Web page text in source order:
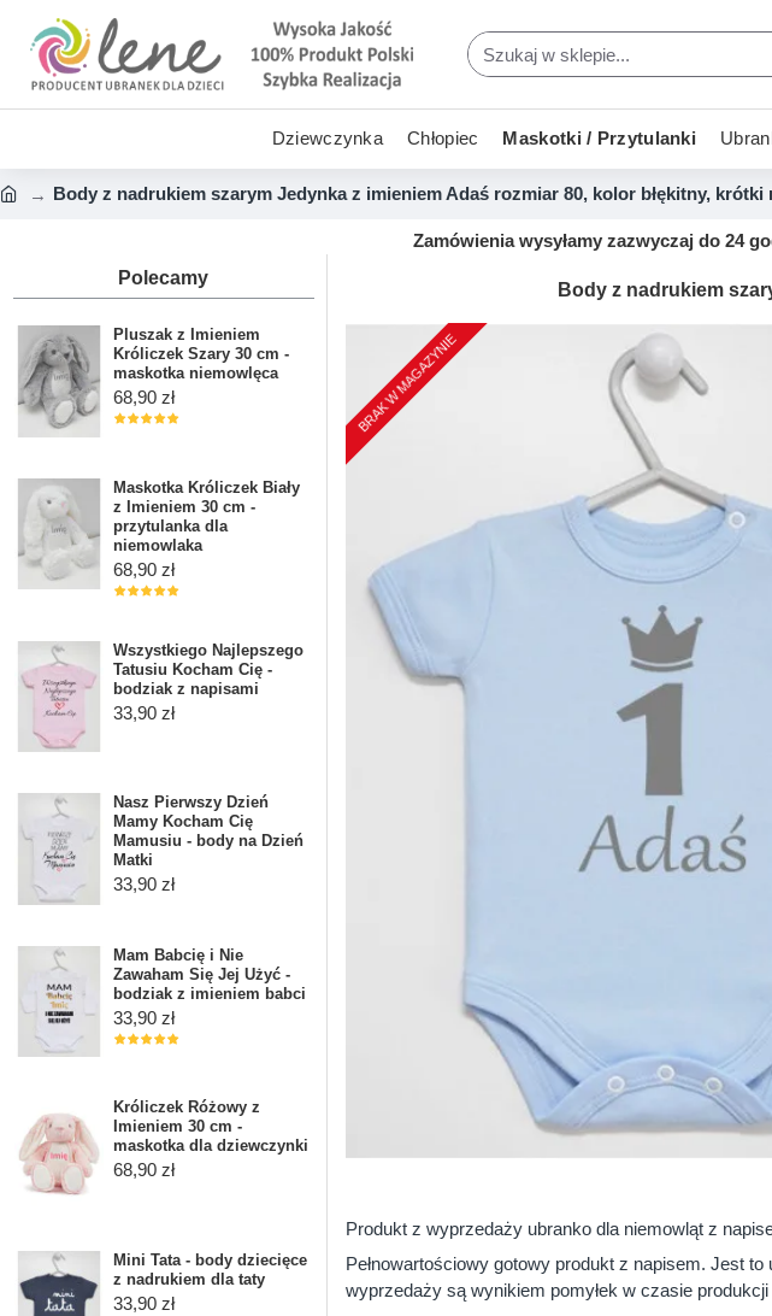
Dziewczynka Chłopiec Maskotki / Przytulanki
Body z nadrukiem szarym Jedynka z imieniem Adaś rozmiar 80, kolor błękitny, krótki
Zamówienia wysyłamy zazwyczaj do 24
Polecamy
Pluszak z Imieniem
Króliczek Szary 30 cm -
maskotka niemowlęca
68,90 zł
Maskotka Króliczek Biały
z Imieniem 30 cm -
przytulanka dla
niemowlaka
68,90 zł
Wszystkiego Najlepszego
Tatusiu Kocham Cię -
bodziak z napisami
33,90 zł
Nasz Pierwszy Dzień
Mamy Kocham Cię
Mamusiu - body na Dzień
Matki
33,90 zł
Mam Babcię i Nie
Zawaham Się Jej Użyć -
bodziak z imieniem babci
33,90 zł
Króliczek Różowy z
Imieniem 30 cm -
maskotka dla dziewczynki
68,90 zł
Mini Tata - body dziecięce
z nadrukiem dla taty
33,90 zł
Body z nadrukiem
BRAK W MAGAZYNIE
Produkt z wyprzedaży ubranko dla niemowląt z
Pełnowartościowy gotowy produkt z napisem. Jest
wyprzedaży są wynikiem pomyłek w czasie